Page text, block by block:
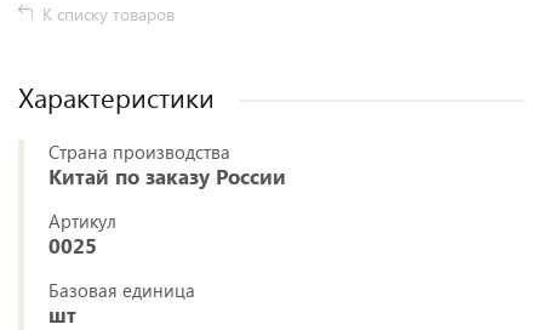
К списку товаров
Характеристики
Страна производства
Китай по заказу России
Артикул
0025
Базовая единица
шт